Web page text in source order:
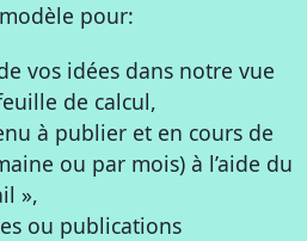
pour:
vos idées dans notre vue
de calcul,
à publier et en cours de
ou par mois) à l’aide du
»,
ou publications